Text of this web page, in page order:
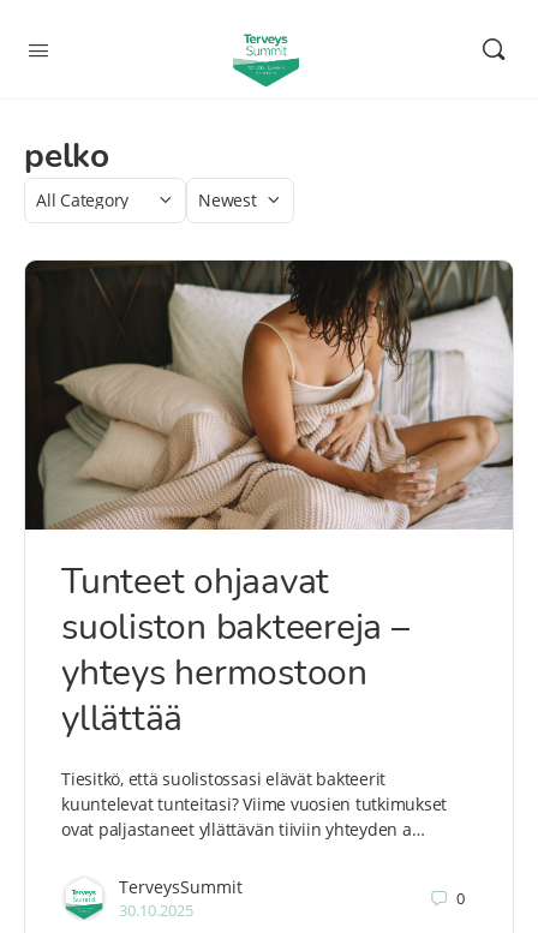
pelko
Category
Sort
Tunteet ohjaavat
suoliston bakteereja –
yhteys hermostoon
yllättää
Tiesitkö, että suolistossasi elävät bakteerit
kuuntelevat tunteitasi? Viime vuosien tutkimukset
ovat paljastaneet yllättävän tiiviin yhteyden a…
TerveysSummit
30.10.2025
0